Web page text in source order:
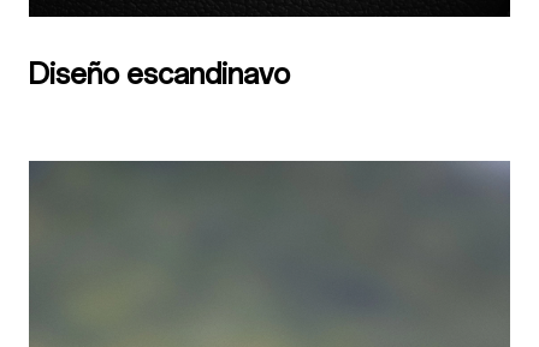
Diseño escandinavo